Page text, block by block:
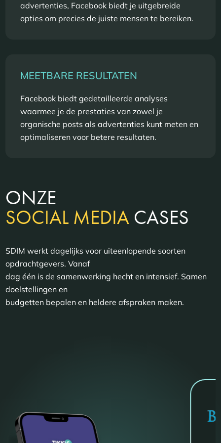
advertenties, Facebook biedt je uitgebreide
opties om precies de juiste mensen te bereiken.
MEETBARE RESULTATEN
Facebook biedt gedetailleerde analyses
waarmee je de prestaties van zowel je
organische posts als advertenties kunt meten en
optimaliseren voor betere resultaten.
ONZE
SOCIAL MEDIA CASES
SDIM werkt dagelijks voor uiteenlopende soorten
opdrachtgevers. Vanaf
dag één is de samenwerking hecht en intensief. Samen
doelstellingen en
budgetten bepalen en heldere afspraken maken.